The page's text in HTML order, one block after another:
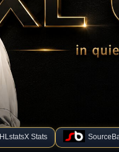
HLstatsX Stats